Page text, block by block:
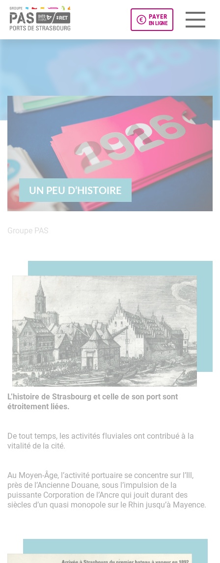
PAYER
EN LIGNE
UN PEU D’HISTOIRE
Groupe PAS
L’histoire de Strasbourg et celle de son port sont
étroitement liées.
De tout temps, les activités fluviales ont contribué à la
vitalité de la cité.
Au Moyen-Âge, l’activité portuaire se concentre sur l’Ill,
près de l’Ancienne Douane, sous l’impulsion de la
puissante Corporation de l’Ancre qui jouit durant des
siècles d’un quasi monopole sur le Rhin jusqu’à Mayence.
Panneau de gestion des cookies